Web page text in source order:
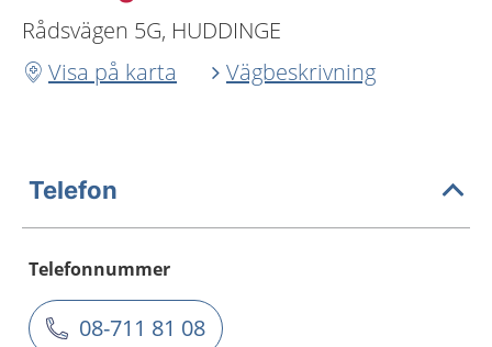
Rådsvägen 5G, HUDDINGE
Visa på karta
Vägbeskrivning
Telefon
Telefonnummer
08-711 81 08